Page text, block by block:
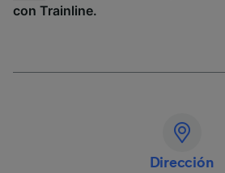
con Trainline.
Dirección